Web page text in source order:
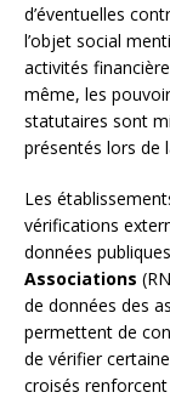
d’éventuelles
l’objet social
activités
même, les
statutaires sont
présentés lors de
Les
vérifications
données
Associations
de données des
permettent de
de vérifier
croisés